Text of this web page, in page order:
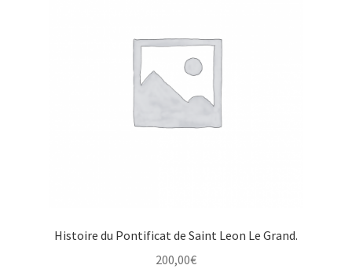
Histoire du Pontificat de Saint Leon Le Grand.
200,00€